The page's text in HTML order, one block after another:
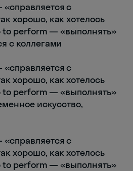
с
хорошо, как хотелось
to perform — «выполнять»
с коллегами
с
хорошо, как хотелось
to perform — «выполнять»
искусство,
с
хорошо, как хотелось
to perform — «выполнять»